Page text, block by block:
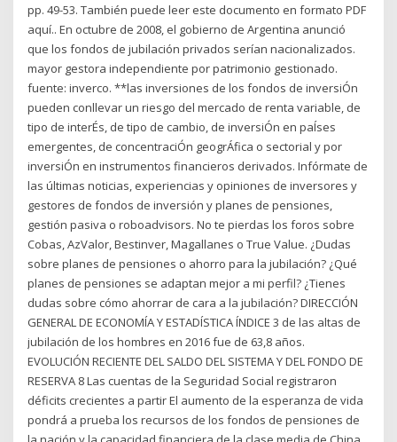
pp. 49-53. También puede leer este documento en formato PDF
aquí.. En octubre de 2008, el gobierno de Argentina anunció
que los fondos de jubilación privados serían nacionalizados.
mayor gestora independiente por patrimonio gestionado.
fuente: inverco. **las inversiones de los fondos de inversiÓn
pueden conllevar un riesgo del mercado de renta variable, de
tipo de interÉs, de tipo de cambio, de inversiÓn en paÍses
emergentes, de concentraciÓn geogrÁfica o sectorial y por
inversiÓn en instrumentos financieros derivados. Infórmate de
las últimas noticias, experiencias y opiniones de inversores y
gestores de fondos de inversión y planes de pensiones,
gestión pasiva o roboadvisors. No te pierdas los foros sobre
Cobas, AzValor, Bestinver, Magallanes o True Value. ¿Dudas
sobre planes de pensiones o ahorro para la jubilación? ¿Qué
planes de pensiones se adaptan mejor a mi perfil? ¿Tienes
dudas sobre cómo ahorrar de cara a la jubilación? DIRECCIÓN
GENERAL DE ECONOMÍA Y ESTADÍSTICA ÍNDICE 3 de las altas de
jubilación de los hombres en 2016 fue de 63,8 años.
EVOLUCIÓN RECIENTE DEL SALDO DEL SISTEMA Y DEL FONDO DE
RESERVA 8 Las cuentas de la Seguridad Social registraron
déficits crecientes a partir El aumento de la esperanza de vida
pondrá a prueba los recursos de los fondos de pensiones de